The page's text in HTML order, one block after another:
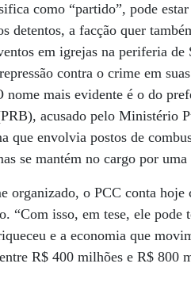
como “partido”, pode
detentos, a facção quer
em igrejas na periferia de
contra o crime em
nome mais evidente é o do
acusado pelo Ministério
que envolvia postos de
se mantém no cargo por
organizado, o PCC conta hoje
“Com isso, em tese, ele pode
e a economia que
R$ 400 milhões e R$ 800